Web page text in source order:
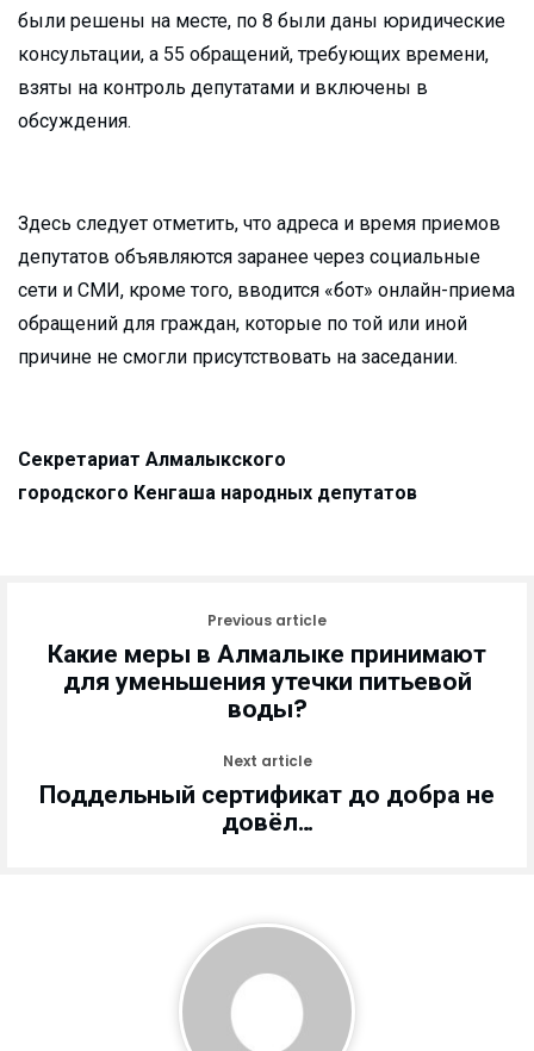
были решены на месте, по 8 были даны юридические
консультации, а 55 обращений, требующих времени,
взяты на контроль депутатами и включены в
обсуждения.
Здесь следует отметить, что адреса и время приемов
депутатов объявляются заранее через социальные
сети и СМИ, кроме того, вводится «бот» онлайн-приема
обращений для граждан, которые по той или иной
причине не смогли присутствовать на заседании.
Секретариат Алмалыкского
городского Кенгаша народных депутатов
Previous article
Какие меры в Алмалыке принимают
для уменьшения утечки питьевой
воды?
Next article
Поддельный сертификат до добра не
довёл…